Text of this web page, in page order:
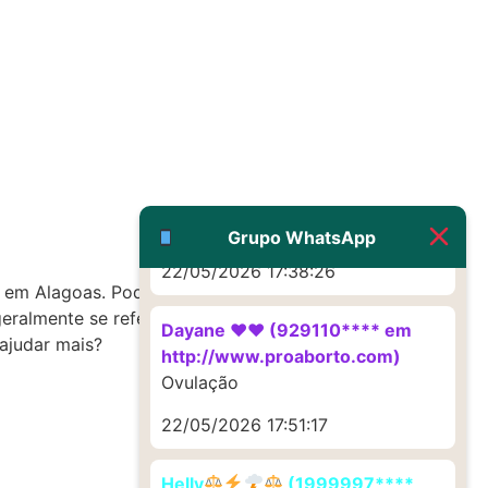
Alagoas. Pode ser que seja uma
se refere à cidade de Viçosa do
mais?
Grupo WhatsApp
http://www.proaborto.com)
Muito obrigadaaaaa
22/05/2026 17:38:26
Dayane ♥️♥️ (929110**** em
http://www.proaborto.com)
Ovulação
22/05/2026 17:51:17
Helly (1999997****